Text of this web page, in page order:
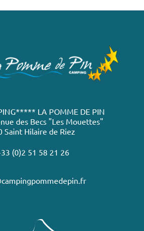
LA POMME DE PIN
des Becs "Les Mouettes"
Saint Hilaire de Riez
(0)2 51 58 21 26